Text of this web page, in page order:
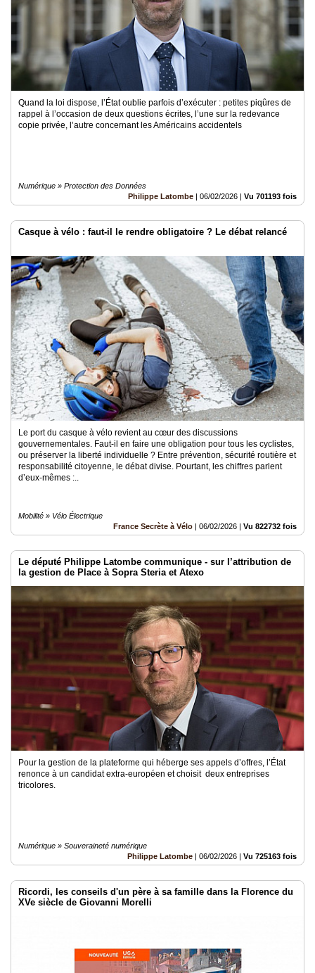
Quand la loi dispose, l’État oublie parfois d’exécuter : petites piqûres de
rappel à l’occasion de deux questions écrites, l’une sur la redevance
copie privée, l’autre concernant les Américains accidentels
Numérique » Protection des Données
Philippe Latombe | 06/02/2026 | Vu 701193 fois
Casque à vélo : faut-il le rendre obligatoire ? Le débat relancé
Le port du casque à vélo revient au cœur des discussions
gouvernementales. Faut-il en faire une obligation pour tous les cyclistes,
ou préserver la liberté individuelle ? Entre prévention, sécurité routière et
responsabilité citoyenne, le débat divise. Pourtant, les chiffres parlent
d’eux-mêmes :..
Mobilité » Vélo Électrique
France Secrète à Vélo | 06/02/2026 | Vu 822732 fois
Le député Philippe Latombe communique - sur l’attribution de
la gestion de Place à Sopra Steria et Atexo
Pour la gestion de la plateforme qui héberge ses appels d’offres, l’État
renonce à un candidat extra-européen et choisit deux entreprises
tricolores.
Numérique » Souveraineté numérique
Philippe Latombe | 06/02/2026 | Vu 725163 fois
Ricordi, les conseils d'un père à sa famille dans la Florence du
XVe siècle de Giovanni Morelli